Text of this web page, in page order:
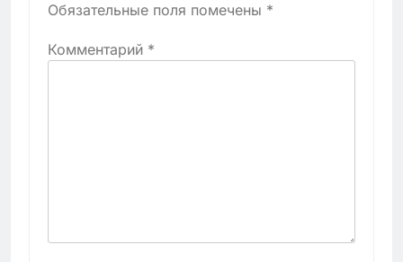
Обязательные поля помечены *
Комментарий *